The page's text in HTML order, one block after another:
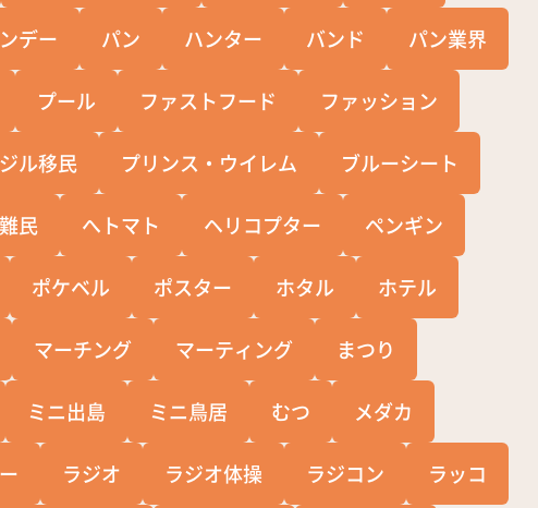
デー パン ハンター バンド パン業界
プール ファストフード ファッション
ル移民 プリンス・ウイレム ブルーシート
民 へトマト ヘリコプター ペンギン
ポケベル ポスター ホタル ホテル
マーチング マーティング まつり
ミニ出島 ミニ鳥居 むつ メダカ
ラジオ ラジオ体操 ラジコン ラッコ